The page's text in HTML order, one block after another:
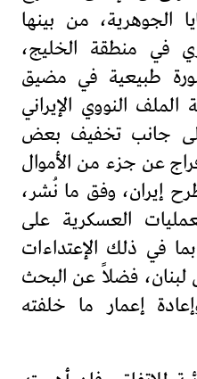
الجوهرية، من بينها
في منطقة الخليج،
طبيعية في مضيق
النووي الإيراني
جانب تخفيف بعض
عن جزء من الأموال
إيران، وفق ما نُشر،
العسكرية على
في ذلك الإعتداءات
لبنان، فضلاً عن البحث
إعمار ما خلفته